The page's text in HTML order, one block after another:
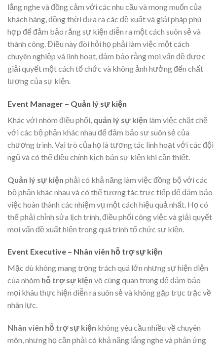
lắng nghe và đồng cảm với các nhu cầu và mong muốn của
khách hàng, đồng thời đưa ra các đề xuất và giải pháp phù
hợp để đảm bảo rằng sự kiện diễn ra một cách suôn sẻ và
thành công. Điều này đòi hỏi họ phải làm việc một cách
chuyên nghiệp và linh hoạt, đảm bảo rằng mọi vấn đề được
giải quyết một cách tổ chức và không ảnh hưởng đến chất
lượng của sự kiện.
Event Manager – Quản lý sự kiện
Khác với nhóm điều phối, quản lý sự kiện làm việc chặt chẽ
với các bộ phận khác nhau để đảm bảo sự suôn sẻ của
chương trình. Vai trò của họ là tương tác linh hoạt với các đội
ngũ và có thể điều chỉnh kịch bản sự kiện khi cần thiết.
Quản lý sự kiện phải có khả năng làm việc đồng bộ với các
bộ phận khác nhau và có thể tương tác trực tiếp để đảm bảo
việc hoàn thành các nhiệm vụ một cách hiệu quả nhất. Họ có
thể phải chỉnh sửa lịch trình, điều phối công việc và giải quyết
mọi vấn đề xuất hiện trong quá trình tổ chức sự kiện.
Event Executive – Nhân viên hỗ trợ sự kiện
Mặc dù không mang trọng trách quá lớn nhưng sự hiện diện
của nhóm hỗ trợ sự kiện vô cùng quan trọng để đảm bảo
mọi khâu thực hiện diễn ra suôn sẻ và không gặp trục trặc về
nhân lực.
Nhân viên hỗ trợ sự kiện không yêu cầu nhiều về chuyên
môn, nhưng họ cần phải có khả năng lắng nghe và phản ứng